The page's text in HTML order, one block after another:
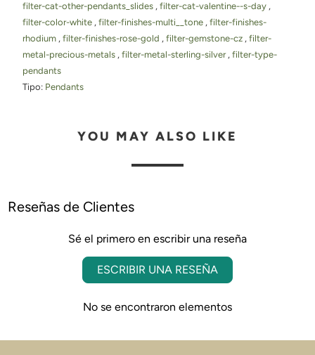
filter-cat-other-pendants_slides , filter-cat-valentine--s-day ,
filter-color-white , filter-finishes-multi__tone , filter-finishes-
rhodium , filter-finishes-rose-gold , filter-gemstone-cz , filter-
metal-precious-metals , filter-metal-sterling-silver , filter-type-
pendants
Tipo: Pendants
YOU MAY ALSO LIKE
Reseñas de Clientes
Sé el primero en escribir una reseña
ESCRIBIR UNA RESEÑA
No se encontraron elementos